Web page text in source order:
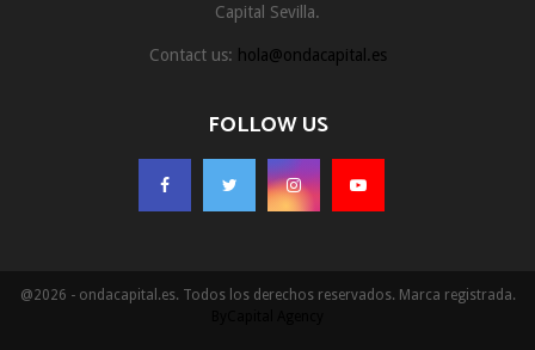
Capital Sevilla.
Contact us: hola@ondacapital.es
FOLLOW US
@2026 - ondacapital.es. Todos los derechos reservados. Marca registrada.